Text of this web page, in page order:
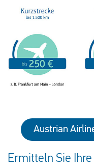
Austrian
Ermitteln Sie